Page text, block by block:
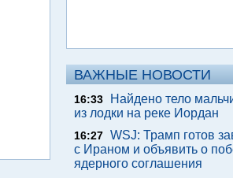
ВАЖНЫЕ НОВОСТИ
16:33
Найдено тело
из лодки на реке Иордан
16:27 WSJ: Трамп готов
с Ираном и объявить о
ядерного соглашения